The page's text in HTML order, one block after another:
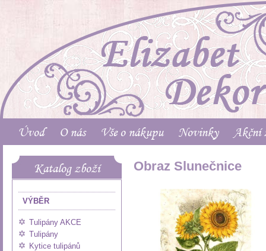
Úvod O nás Vše o nákupu Novinky Akční
Katalog zboží
VÝBĚR
Tulipány AKCE
Tulipány
Kytice tulipánů
Obraz Slunečnice